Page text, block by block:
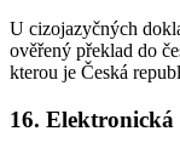
U cizojazyčných
ověřený překlad do
kterou je Česká
16. Elektronická